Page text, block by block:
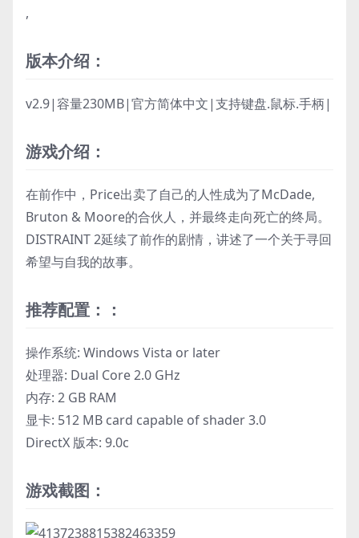
,
版本介绍：
v2.9|容量230MB|官方简体中文|支持键盘.鼠标.手柄|
游戏介绍：
在前作中，Price出卖了自己的人性成为了McDade,
Bruton & Moore的合伙人，并最终走向死亡的终局。
DISTRAINT 2延续了前作的剧情，讲述了一个关于寻回
希望与自我的故事。
推荐配置：：
操作系统: Windows Vista or later
处理器: Dual Core 2.0 GHz
内存: 2 GB RAM
显卡: 512 MB card capable of shader 3.0
DirectX 版本: 9.0c
游戏截图：